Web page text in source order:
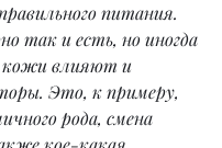
питания.
так и есть, но иногда
кожи влияют и
Это, к примеру,
рода, смена